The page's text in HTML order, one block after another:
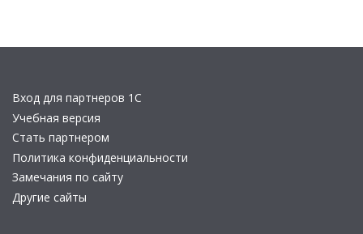
Вход для партнеров 1С
Учебная версия
Стать партнером
Политика конфиденциальности
Замечания по сайту
Другие сайты